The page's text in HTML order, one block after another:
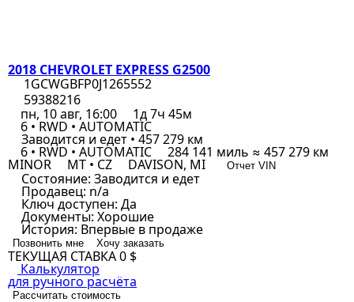
2018 CHEVROLET EXPRESS G2500
1GCWGBFP0J1265552
59388216
пн, 10 авг, 16:00
1д 7ч 45м
6 • RWD • AUTOMATIC
Заводится и едет • 457 279 км
6 • RWD • AUTOMATIC 284 141 миль ≈ 457 279 км
MINOR MT • CZ DAVISON, MI Отчет VIN
Состояние: Заводится и едет
Продавец: n/a
Ключ доступен: Да
Документы: Хорошие
История: Впервые в продаже
Позвонить мне Хочу заказать
ТЕКУЩАЯ СТАВКА0 $
Калькулятор
для ручного расчёта
Рассчитать стоимость